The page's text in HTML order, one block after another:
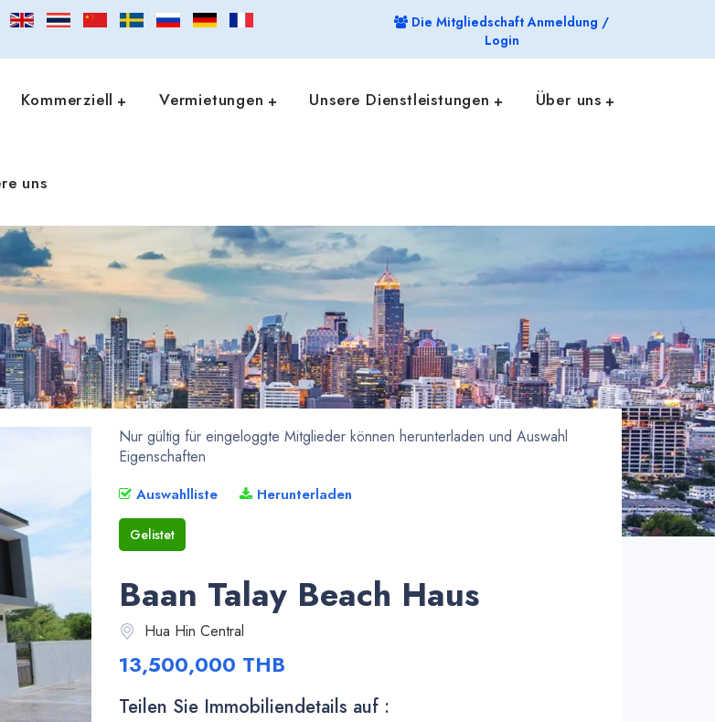
Die Mitgliedschaft Anmeldung /
Login
Kommerziell Vermietungen Unsere Dienstleistungen Über uns
uns
Nur gültig für eingeloggte Mitglieder können herunterladen und Auswahl
Eigenschaften
Auswahlliste Herunterladen
Gelistet
Baan Talay Beach Haus
Hua Hin Central
13,500,000 THB
Teilen Sie Immobiliendetails auf :